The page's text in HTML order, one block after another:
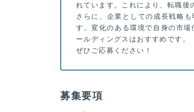
れています。これにより、転職後
さらに、企業としての成長戦略
す。変化のある環境で自身の市
ールディングスはおすすめです。
ぜひご応募ください！
募集要項